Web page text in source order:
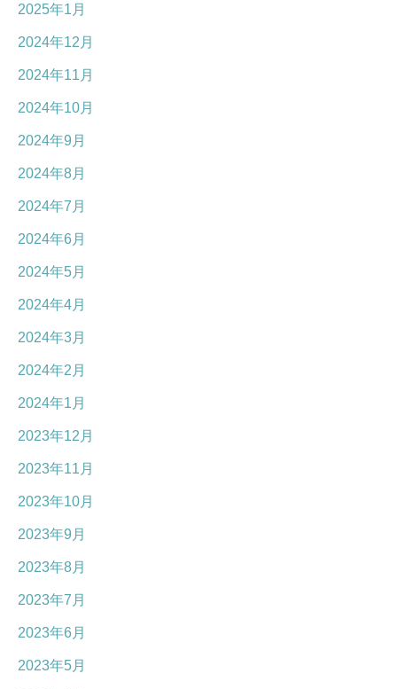
2025年1月
2024年12月
2024年11月
2024年10月
2024年9月
2024年8月
2024年7月
2024年6月
2024年5月
2024年4月
2024年3月
2024年2月
2024年1月
2023年12月
2023年11月
2023年10月
2023年9月
2023年8月
2023年7月
2023年6月
2023年5月